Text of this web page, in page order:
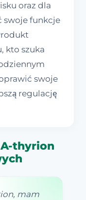
oraz dla
swoje funkcje
kto szuka
swoje
regulację
thyrion
mam